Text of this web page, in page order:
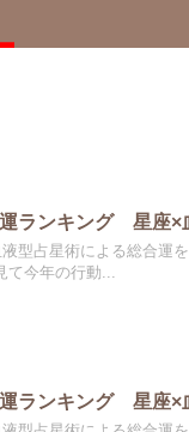
ランキング 星座
星術による総合運を
て今年の行動...
ランキング 星座